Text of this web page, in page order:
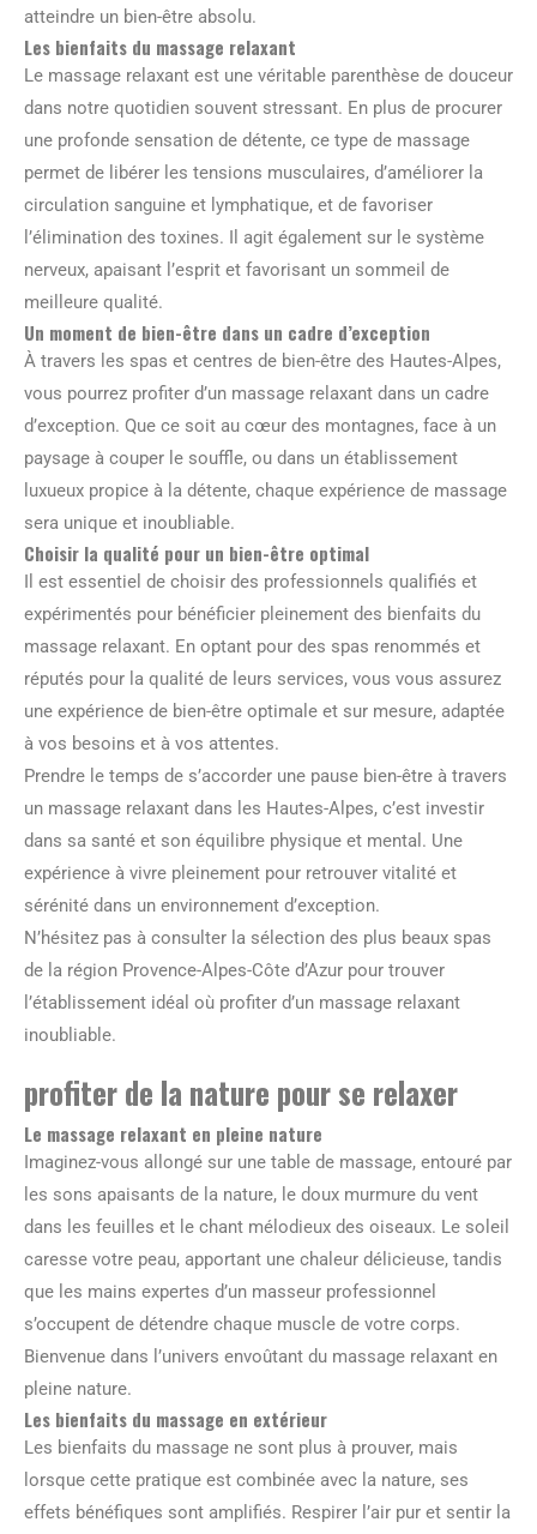
atteindre un bien-être absolu.
Les bienfaits du massage relaxant
Le massage relaxant est une véritable parenthèse de douceur
dans notre quotidien souvent stressant. En plus de procurer
une profonde sensation de détente, ce type de massage
permet de libérer les tensions musculaires, d’améliorer la
circulation sanguine et lymphatique, et de favoriser
l’élimination des toxines. Il agit également sur le système
nerveux, apaisant l’esprit et favorisant un sommeil de
meilleure qualité.
Un moment de bien-être dans un cadre d’exception
À travers les spas et centres de bien-être des Hautes-Alpes,
vous pourrez profiter d’un massage relaxant dans un cadre
d’exception. Que ce soit au cœur des montagnes, face à un
paysage à couper le souffle, ou dans un établissement
luxueux propice à la détente, chaque expérience de massage
sera unique et inoubliable.
Choisir la qualité pour un bien-être optimal
Il est essentiel de choisir des professionnels qualifiés et
expérimentés pour bénéficier pleinement des bienfaits du
massage relaxant. En optant pour des spas renommés et
réputés pour la qualité de leurs services, vous vous assurez
une expérience de bien-être optimale et sur mesure, adaptée
à vos besoins et à vos attentes.
Prendre le temps de s’accorder une pause bien-être à travers
un massage relaxant dans les Hautes-Alpes, c’est investir
dans sa santé et son équilibre physique et mental. Une
expérience à vivre pleinement pour retrouver vitalité et
sérénité dans un environnement d’exception.
N’hésitez pas à consulter la sélection des plus beaux spas
de la région Provence-Alpes-Côte d’Azur pour trouver
l’établissement idéal où profiter d’un massage relaxant
inoubliable.
profiter de la nature pour se relaxer
Le massage relaxant en pleine nature
Imaginez-vous allongé sur une table de massage, entouré par
les sons apaisants de la nature, le doux murmure du vent
dans les feuilles et le chant mélodieux des oiseaux. Le soleil
caresse votre peau, apportant une chaleur délicieuse, tandis
que les mains expertes d’un masseur professionnel
s’occupent de détendre chaque muscle de votre corps.
Bienvenue dans l’univers envoûtant du massage relaxant en
pleine nature.
Les bienfaits du massage en extérieur
Les bienfaits du massage ne sont plus à prouver, mais
lorsque cette pratique est combinée avec la nature, ses
effets bénéfiques sont amplifiés. Respirer l’air pur et sentir la